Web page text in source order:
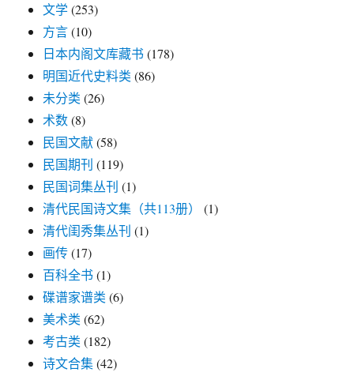
文学(253)
方言(10)
日本内阁文库藏书 (178)
明国近代史料类 (86)
未分类 (26)
术数(8)
民国文献(58)
民国期刊 (119)
民国词集丛刊 (1)
清代民国诗文集（共113册）
(1)
清代闺秀集丛刊 (1)
画传(17)
百科全书 (1)
碟谱家谱类 (6)
美术类 (62)
考古类 (182)
诗文合集(42)